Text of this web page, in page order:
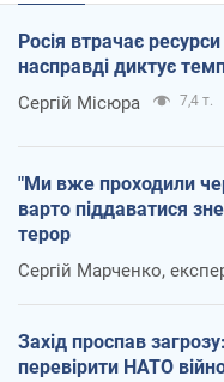
Росія втрачає
насправді диктує
Сергій Місюра 7,4 т.
"Ми вже проходили
варто піддаватися
терор
Сергій Марченко,
Захід проспав
перевірити НАТО